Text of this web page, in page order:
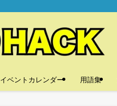
イベントカレンダー 用語集